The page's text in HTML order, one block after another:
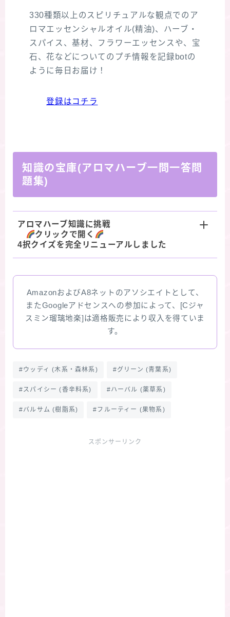
330種類以上のスピリチュアルな観点でのア
ロマエッセンシャルオイル(精油)、ハーブ・
スパイス、基材、フラワーエッセンスや、宝
石、花などについてのプチ情報を記録botの
ように毎日お届け！
登録はコチラ
知識の宝庫(アロマハーブ一問一答問
題集)
アロマハーブ知識に挑戦
クリックで開く
4択クイズを完全リニューアルしました
AmazonおよびA8ネットのアソシエイトとして、
またGoogleアドセンスへの参加によって、[Cジャ
スミン瑠璃地楽]は適格販売により収入を得ていま
す。
#ウッディ (木系・森林系) #グリーン (青葉系)
#スパイシー (香辛料系) #ハーバル (薬草系)
#バルサム (樹脂系) #フルーティー (果物系)
スポンサーリンク